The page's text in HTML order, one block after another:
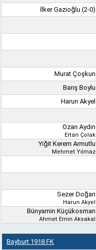
İlker Gazioğlu (2-0)
Murat Çoşkun
Barış Boylu
Harun Akyel
Ozan Aydın
Ertan Çolak
Yiğit Kerem Armutlu
Mehmet Yılmaz
Sezer Doğan
Harun Akyel
Bünyamin Küçükosman
Ahmet Emin Aksakal
Bayburt 1918 FK